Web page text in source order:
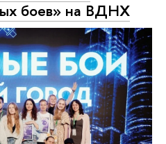
боев» на ВДНХ